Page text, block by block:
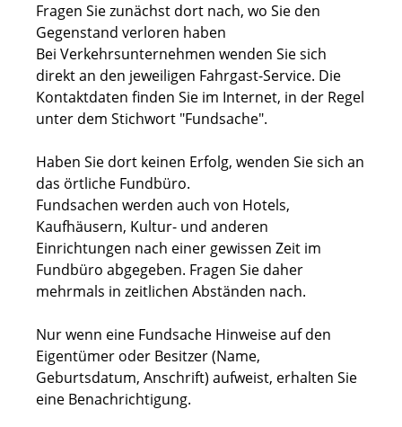
Fragen Sie zunächst dort nach, wo Sie den
Gegenstand verloren haben
Bei Verkehrsunternehmen wenden Sie sich
direkt an den jeweiligen Fahrgast-Service. Die
Kontaktdaten finden Sie im Internet, in der Regel
unter dem Stichwort "Fundsache".
Haben Sie dort keinen Erfolg, wenden Sie sich an
das örtliche Fundbüro.
Fundsachen werden auch von Hotels,
Kaufhäusern, Kultur- und anderen
Einrichtungen nach einer gewissen Zeit im
Fundbüro abgegeben. Fragen Sie daher
mehrmals in zeitlichen Abständen nach.
Nur wenn eine Fundsache Hinweise auf den
Eigentümer oder Besitzer (Name,
Geburtsdatum, Anschrift) aufweist, erhalten Sie
eine Benachrichtigung.